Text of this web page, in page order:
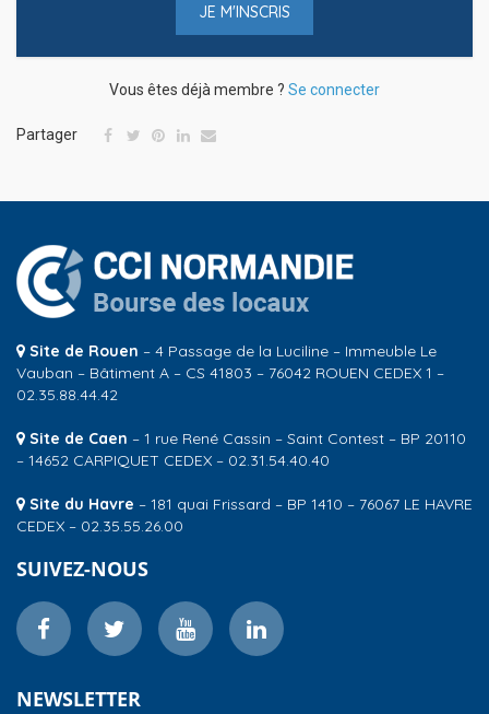
JE M'INSCRIS
Vous êtes déjà membre ? Se connecter
Partager
Site de Rouen – 4 Passage de la Luciline – Immeuble Le
Vauban – Bâtiment A – CS 41803 – 76042 ROUEN CEDEX 1 –
02.35.88.44.42
Site de Caen – 1 rue René Cassin – Saint Contest – BP 20110
– 14652 CARPIQUET CEDEX – 02.31.54.40.40
Site du Havre – 181 quai Frissard – BP 1410 – 76067 LE HAVRE
CEDEX – 02.35.55.26.00
SUIVEZ-NOUS
NEWSLETTER